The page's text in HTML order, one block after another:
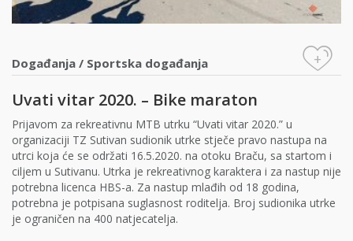
Događanja / Sportska događanja +
Uvati vitar 2020. – Bike maraton
Prijavom za rekreativnu MTB utrku “Uvati vitar 2020.” u
organizaciji TZ Sutivan sudionik utrke stječe pravo nastupa na
utrci koja će se održati 16.5.2020. na otoku Braču, sa startom i
ciljem u Sutivanu. Utrka je rekreativnog karaktera i za nastup nije
potrebna licenca HBS-a. Za nastup mlađih od 18 godina,
potrebna je potpisana suglasnost roditelja. Broj sudionika utrke
je ograničen na 400 natjecatelja.